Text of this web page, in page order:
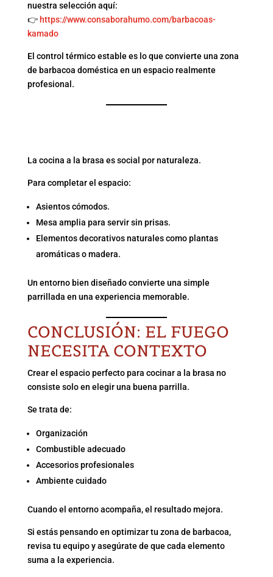
nuestra selección aquí:
👉 https://www.consaborahumo.com/barbacoas-
kamado
El control térmico estable es lo que convierte una zona
de barbacoa doméstica en un espacio realmente
profesional.
La cocina a la brasa es social por naturaleza.
Para completar el espacio:
Asientos cómodos.
Mesa amplia para servir sin prisas.
Elementos decorativos naturales como plantas
aromáticas o madera.
Un entorno bien diseñado convierte una simple
parrillada en una experiencia memorable.
CONCLUSIÓN: EL FUEGO
NECESITA CONTEXTO
Crear el espacio perfecto para cocinar a la brasa no
consiste solo en elegir una buena parrilla.
Se trata de:
Organización
Combustible adecuado
Accesorios profesionales
Ambiente cuidado
Cuando el entorno acompaña, el resultado mejora.
Si estás pensando en optimizar tu zona de barbacoa,
revisa tu equipo y asegúrate de que cada elemento
suma a la experiencia.